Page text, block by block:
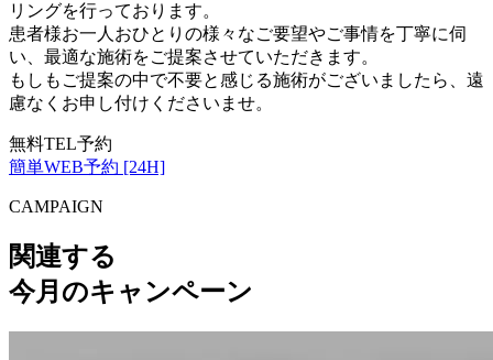
リングを行っております。
患者様お一人おひとりの様々なご要望やご事情を丁寧に伺
い、最適な施術をご提案させていただきます。
もしもご提案の中で不要と感じる施術がございましたら、遠
慮なくお申し付けくださいませ。
無料TEL予約
簡単WEB予約 [24H]
CAMPAIGN
関連する
今月のキャンペーン